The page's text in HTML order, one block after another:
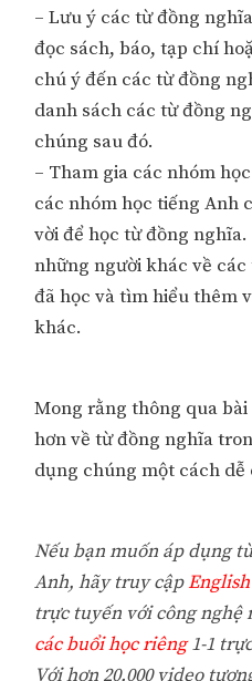
– Lưu ý các từ đồng
đọc sách, báo, tạp chí
chú ý đến các từ đồng
danh sách các từ đồng
chúng sau đó.
– Tham gia các nhóm
các nhóm học tiếng Anh
vời để học từ đồng
những người khác về
đã học và tìm hiểu thêm
khác.
Mong rằng thông qua
hơn về từ đồng nghĩa
dụng chúng một cách dễ
Nếu bạn muốn áp dụng
Anh, hãy truy cập
trực tuyến với công nghệ
các buổi học riêng1-1
Với hơn 20.000 video